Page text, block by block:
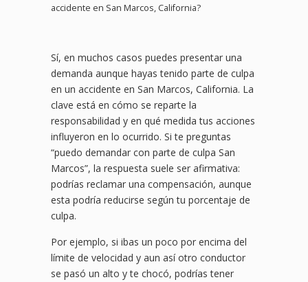
accidente en San Marcos, California?
Sí, en muchos casos puedes presentar una
demanda aunque hayas tenido parte de culpa
en un accidente en San Marcos, California. La
clave está en cómo se reparte la
responsabilidad y en qué medida tus acciones
influyeron en lo ocurrido. Si te preguntas
“puedo demandar con parte de culpa San
Marcos”, la respuesta suele ser afirmativa:
podrías reclamar una compensación, aunque
esta podría reducirse según tu porcentaje de
culpa.
Por ejemplo, si ibas un poco por encima del
límite de velocidad y aun así otro conductor
se pasó un alto y te chocó, podrías tener